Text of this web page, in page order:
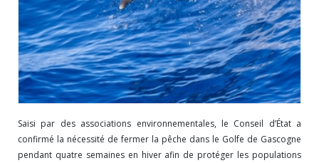
Saisi par des associations environnementales, le Conseil d’État a
confirmé la nécessité de fermer la pêche dans le Golfe de Gascogne
pendant quatre semaines en hiver afin de protéger les populations